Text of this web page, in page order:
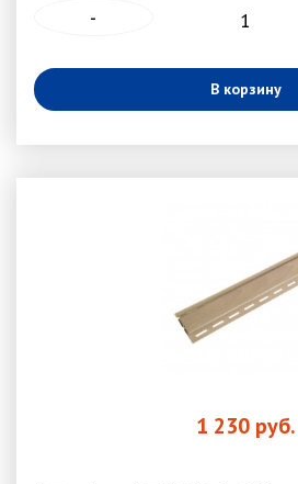
-
В корзину
1 230руб.